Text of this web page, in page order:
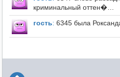
криминальный оттен�…
гость: 6345 была